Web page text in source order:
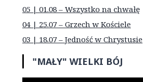
05 | 01.08 – Wszystko na chwałę
04 | 25.07 – Grzech w Kościele
03 | 18.07 – Jedność w Chrystusie
"MAŁY" WIELKI BÓJ